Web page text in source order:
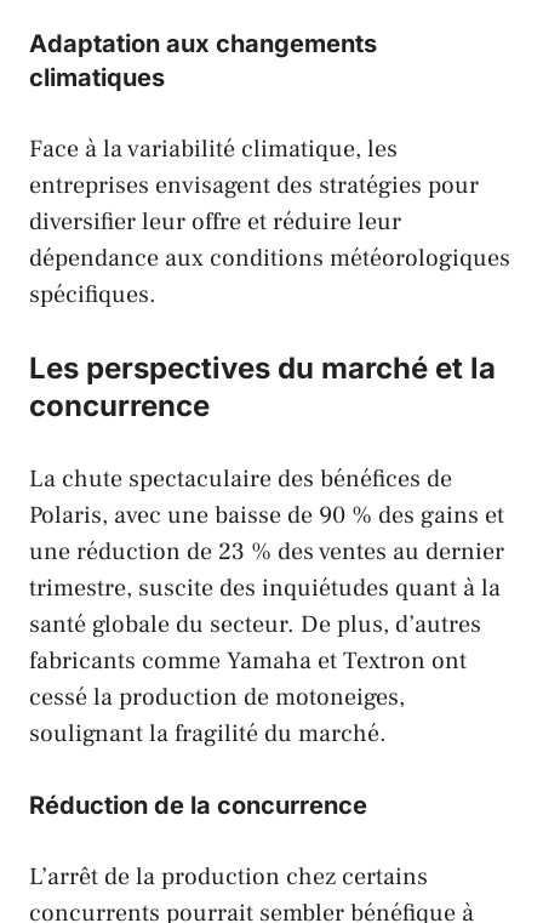
Adaptation aux changements
climatiques
Face à la variabilité climatique, les
entreprises envisagent des stratégies pour
diversifier leur offre et réduire leur
dépendance aux conditions météorologiques
spécifiques.
Les perspectives du marché et la
concurrence
La chute spectaculaire des bénéfices de
Polaris, avec une baisse de 90 % des gains et
une réduction de 23 % des ventes au dernier
trimestre, suscite des inquiétudes quant à la
santé globale du secteur. De plus, d’autres
fabricants commeYamaha etTextron ont
cessé la production de motoneiges,
soulignant la fragilité du marché.
Réduction de la concurrence
L’arrêt de la production chez certains
concurrents pourrait sembler bénéfique à